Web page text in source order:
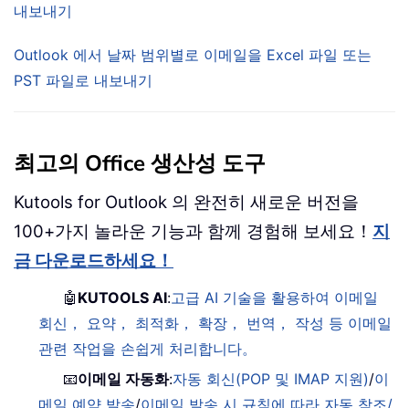
내보내기
Outlook 에서 날짜 범위별로 이메일을 Excel 파일 또는
PST 파일로 내보내기
최고의 Office 생산성 도구
Kutools for Outlook 의 완전히 새로운 버전을
100+가지 놀라운 기능과 함께 경험해 보세요！ 지
금 다운로드하세요！
🤖 KUTOOLS AI:고급 AI 기술을 활용하여 이메일
회신， 요약， 최적화， 확장， 번역， 작성 등 이메일
관련 작업을 손쉽게 처리합니다。
📧이메일 자동화:자동 회신(POP 및 IMAP 지원)/이